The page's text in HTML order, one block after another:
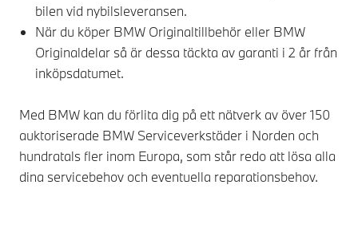
bilen vid nybilsleveransen.
När du köper BMW Originaltillbehör eller BMW
Originaldelar så är dessa täckta av garanti i 2 år från
inköpsdatumet.
Med BMW kan du förlita dig på ett nätverk av över 150
auktoriserade BMW Serviceverkstäder i Norden och
hundratals fler inom Europa, som står redo att lösa alla
dina servicebehov och eventuella reparationsbehov.